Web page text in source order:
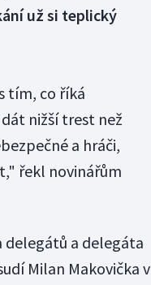
už si teplický
tím, co říká
nižší trest než
a hráči,
řekl novinářům
delegátů a delegáta
Milan Makovička v